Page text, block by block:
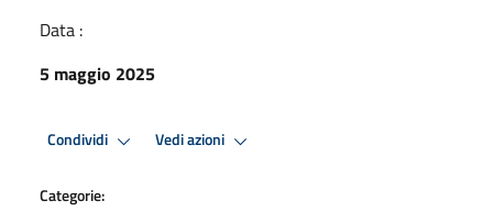
Data :
5 maggio 2025
Condividi Vedi azioni
Categorie: